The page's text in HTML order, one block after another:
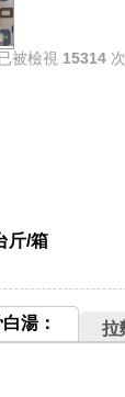
被檢視 15314 次
斤/箱
湯： 拉